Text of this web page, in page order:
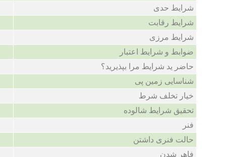
شرایط حدی
شرایط رقابت
شرایط مرزی
ضوابط و شرایط اعتبار
حاضر ید شرایط مرا بپذیرید؟
شناسایی زمین پی
خیار تخلف شرط
تحقیق شرایط شالوده
فنر
حالت فنری داشتن
فاهر شدن